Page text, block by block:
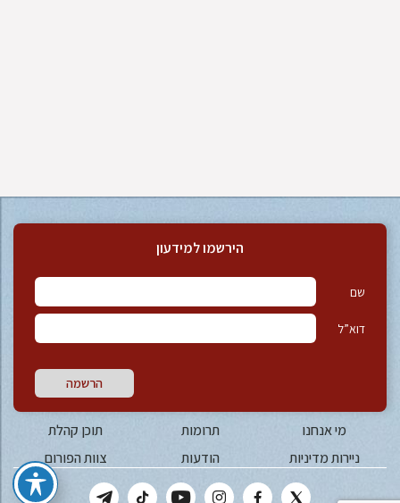
הירשמו למידעון
שם
דוא”ל
הרשמה
מי אנחנו תרומות
תוכן קהלת
ניירות מדיניות
הודעות צוות הפורום